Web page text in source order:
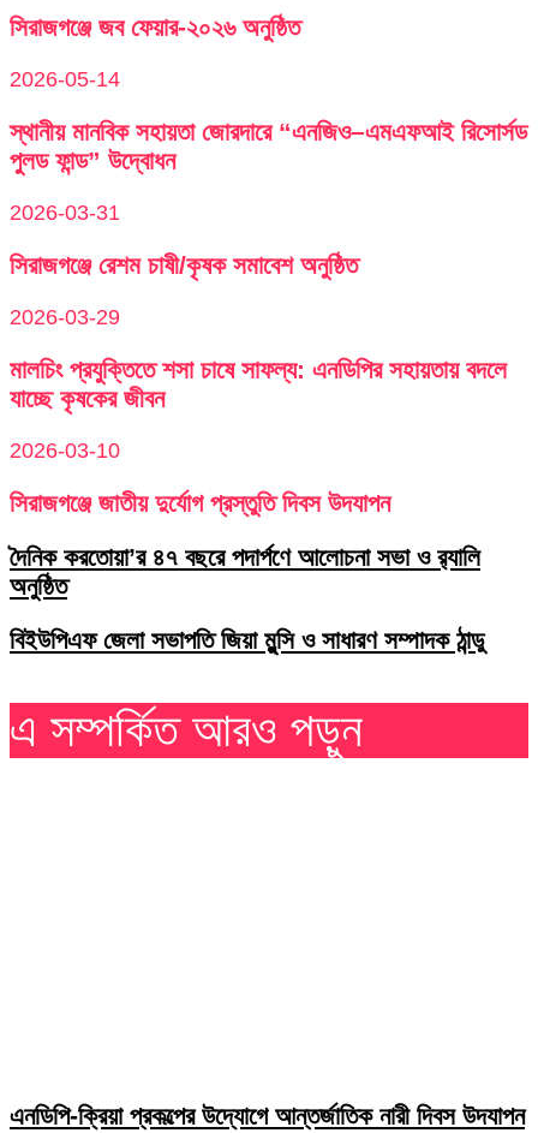
সিরাজগঞ্জে জব ফেয়ার-২০২৬ অনুষ্ঠিত
2026-05-14
স্থানীয় মানবিক সহায়তা জোরদারে “এনজিও–এমএফআই রিসোর্সড
পুলড ফান্ড” উদ্বোধন
2026-03-31
সিরাজগঞ্জে রেশম চাষী/কৃষক সমাবেশ অনুষ্ঠিত
2026-03-29
মালচিং প্রযুক্তিতে শসা চাষে সাফল্য: এনডিপির সহায়তায় বদলে
যাচ্ছে কৃষকের জীবন
2026-03-10
সিরাজগঞ্জে জাতীয় দুর্যোগ প্রস্তুতি দিবস উদযাপন
দৈনিক করতোয়া’র ৪৭ বছরে পদার্পণে আলোচনা সভা ও র‌্যালি
অনুষ্ঠিত
বিইউপিএফ জেলা সভাপতি জিয়া মুন্সি ও সাধারণ সম্পাদক ঠান্ডু
এ সম্পর্কিত আরও পড়ুন
এনডিপি-ক্রিয়া প্রকল্পের উদ্যোগে আন্তর্জাতিক নারী দিবস উদযাপন